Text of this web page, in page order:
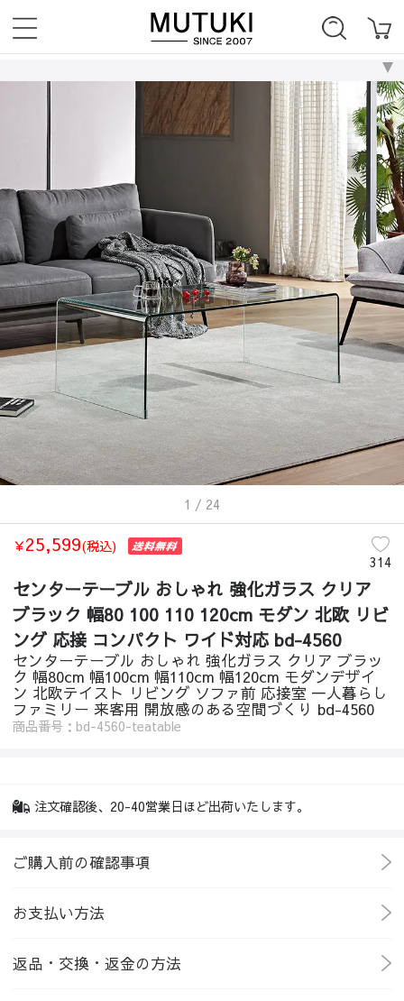
1 / 24
￥25,599(税込)
314
センターテーブル おしゃれ 強化ガラス クリア
ブラック 幅80 100 110 120cm モダン 北欧 リビ
ング 応接 コンパクト ワイド対応 bd-4560
センターテーブル おしゃれ 強化ガラス クリア ブラッ
ク 幅80cm 幅100cm 幅110cm 幅120cm モダンデザイ
ン 北欧テイスト リビング ソファ前 応接室 一人暮らし
ファミリー 来客用 開放感のある空間づくり bd-4560
商品番号：bd-4560-teatable
注文確認後、20-40営業日ほど出荷いたします。
ご購入前の確認事項
お支払い方法
返品・交換・返金の方法